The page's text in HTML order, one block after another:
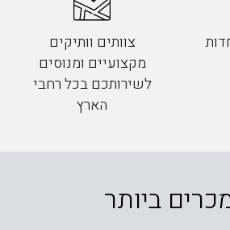
צוותים וותיקים
מקצועיים ומנוסים
לשירותכם בכל רחבי
הארץ
ביותר